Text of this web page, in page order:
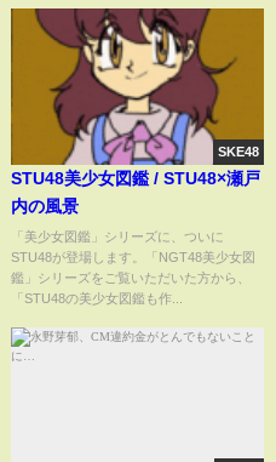
SKE48
STU48美少女図鑑 / STU48×瀬戸
内の風景
「美少女図鑑」シリーズに、ついに
STU48が登場します。「NGT48美少女図
鑑」シリーズをご覧いただいた方から、
「STU48の美少女図鑑も作...